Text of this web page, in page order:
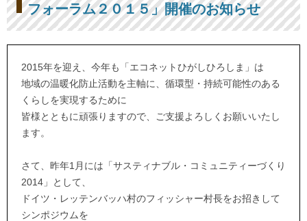
フォーラム２０１５」開催のお知らせ
2015年を迎え、今年も「エコネットひがしひろしま」は
地域の温暖化防止活動を主軸に、循環型・持続可能性のある
くらしを実現するために
皆様とともに頑張りますので、ご支援よろしくお願いいたし
ます。
さて、昨年1月には「サスティナブル・コミュニティーづくり
2014」として、
ドイツ・レッテンバッハ村のフィッシャー村長をお招きして
シンポジウムを